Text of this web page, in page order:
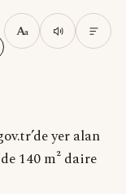
Aa
yer alan
140 m² daire